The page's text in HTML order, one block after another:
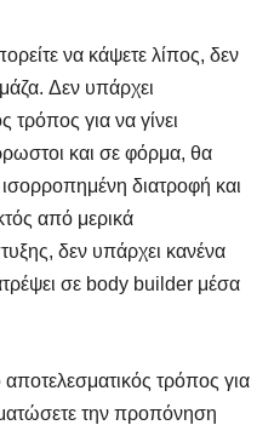
να κάψετε λίπος, δεν
Δεν υπάρχει
τρόπος για να γίνει
και σε φόρμα, θα
διατροφή και
από μερικά
δεν υπάρχει κανένα
σε body builder μέσα
τρόπος για
την προπόνηση